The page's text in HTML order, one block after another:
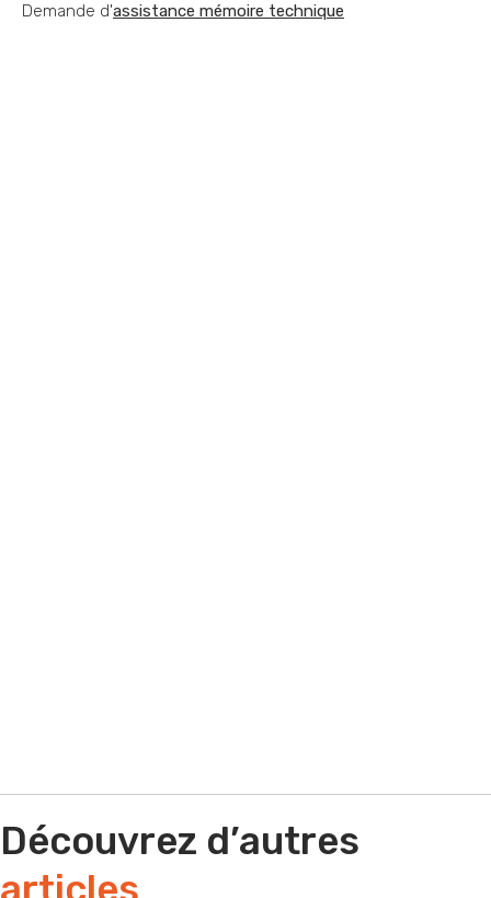
Demande d'assistance mémoire technique
Découvrez d’autres